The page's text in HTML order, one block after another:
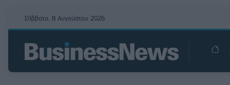
Σάββατο, 8 Αυγούστου 2026